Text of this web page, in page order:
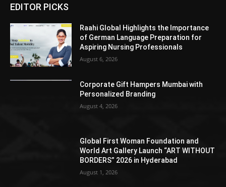
EDITOR PICKS
Raahi Global Highlights the Importance
of German Language Preparation for
Aspiring Nursing Professionals
August 6, 2026
Corporate Gift Hampers Mumbai with
Personalized Branding
August 4, 2026
Global First Woman Foundation and
World Art Gallery Launch “ART WITHOUT
BORDERS” 2026 in Hyderabad
August 1, 2026